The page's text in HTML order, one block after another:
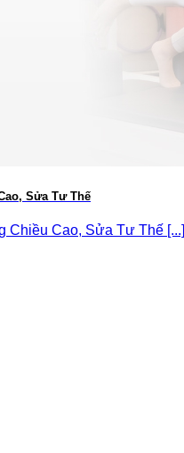
Sửa Tư Thế
Chiều Cao, Sửa Tư Thế [...]